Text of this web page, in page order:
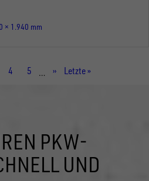
× 1.940 mm
Seite
4 Seite
5 …
Nächste
››
Letzte
Letzte »
PKW-
UND